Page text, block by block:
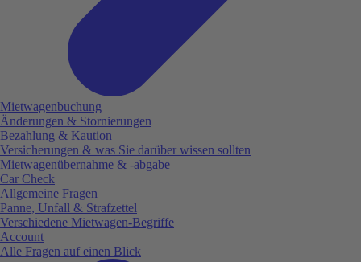
Mietwagenbuchung
Änderungen & Stornierungen
Bezahlung & Kaution
Versicherungen & was Sie darüber wissen sollten
Mietwagenübernahme & -abgabe
Car Check
Allgemeine Fragen
Panne, Unfall & Strafzettel
Verschiedene Mietwagen-Begriffe
Account
Alle Fragen auf einen Blick